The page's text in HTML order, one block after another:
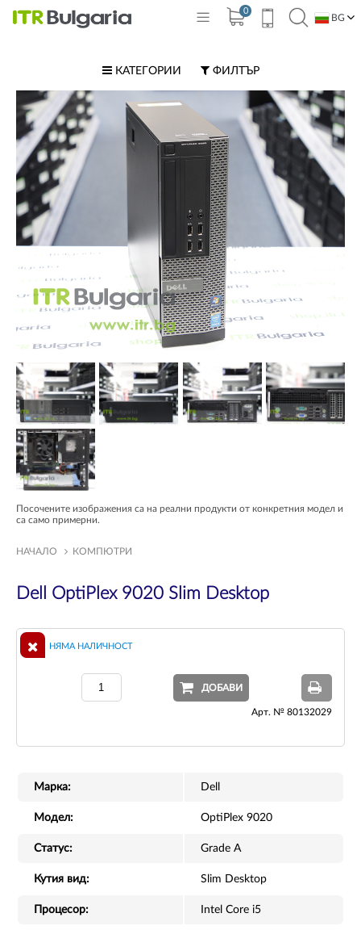
0
BG
КАТЕГОРИИ ФИЛТЪР
Посочените изображения са на реални продукти от конкретния модел и
са само примерни.
НАЧАЛО КОМПЮТРИ
Dell OptiPlex 9020 Slim Desktop
НЯМА НАЛИЧНОСТ
ДОБАВИ
Арт. № 80132029
Марка: Dell
Модел: OptiPlex 9020
Статус: Grade A
Кутия вид: Slim Desktop
Процесор: Intel Core i5